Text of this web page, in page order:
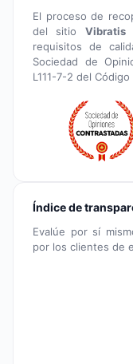
El proceso de
del sitio Vibratis
requisitos de
Sociedad de
L111-7-2 del
Índice de
Evalúe por sí
por los clientes de